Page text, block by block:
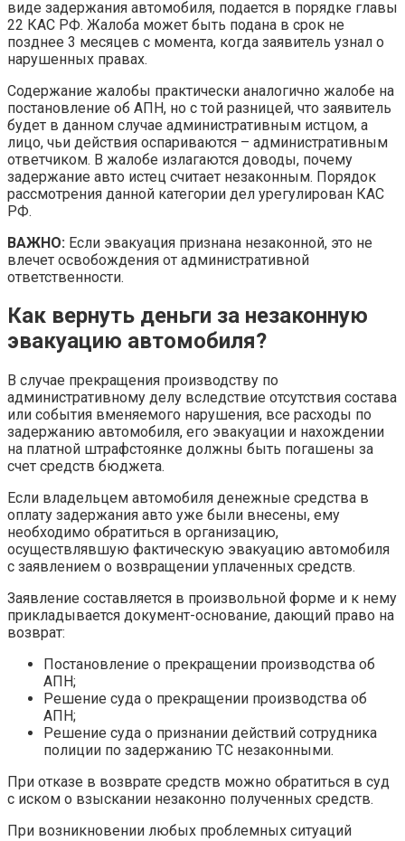
виде задержания автомобиля, подается в порядке главы
22 КАС РФ. Жалоба может быть подана в срок не
позднее 3 месяцев с момента, когда заявитель узнал о
нарушенных правах.
Содержание жалобы практически аналогично жалобе на
постановление об АПН, но с той разницей, что заявитель
будет в данном случае административным истцом, а
лицо, чьи действия оспариваются – административным
ответчиком. В жалобе излагаются доводы, почему
задержание авто истец считает незаконным. Порядок
рассмотрения данной категории дел урегулирован КАС
РФ.
ВАЖНО: Если эвакуация признана незаконной, это не
влечет освобождения от административной
ответственности.
Как вернуть деньги за незаконную
эвакуацию автомобиля?
В случае прекращения производству по
административному делу вследствие отсутствия состава
или события вменяемого нарушения, все расходы по
задержанию автомобиля, его эвакуации и нахождении
на платной штрафстоянке должны быть погашены за
счет средств бюджета.
Если владельцем автомобиля денежные средства в
оплату задержания авто уже были внесены, ему
необходимо обратиться в организацию,
осуществлявшую фактическую эвакуацию автомобиля
с заявлением о возвращении уплаченных средств.
Заявление составляется в произвольной форме и к нему
прикладывается документ-основание, дающий право на
возврат:
Постановление о прекращении производства об
АПН;
Решение суда о прекращении производства об
АПН;
Решение суда о признании действий сотрудника
полиции по задержанию ТС незаконными.
При отказе в возврате средств можно обратиться в суд
с иском о взыскании незаконно полученных средств.
При возникновении любых проблемных ситуаций